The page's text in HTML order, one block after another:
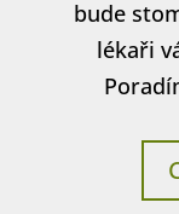
bude
lékaři